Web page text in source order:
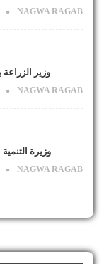
NAGWA RAGAB
وزير
NAGWA RAGAB
وزيرة
NAGWA RAGAB